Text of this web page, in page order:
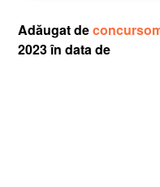
Adăugat de
2023 în data de